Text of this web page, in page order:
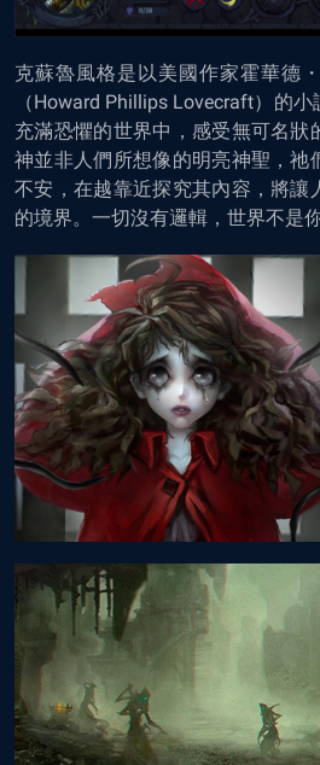
克蘇魯風格是以美國作家霍華德
（Howard Phillips Lovecraft）的
充滿恐懼的世界中，感受無可名狀
神並非人們所想像的明亮神聖，祂
不安，在越靠近探究其內容，將讓
的境界。一切沒有邏輯，世界不是